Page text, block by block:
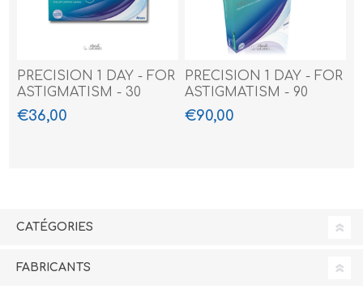
PRECISION 1 DAY - FOR
ASTIGMATISM - 30
PACK
€36,00
PRECISION 1 DAY - FOR
ASTIGMATISM - 90
PACK
€90,00
CATÉGORIES
FABRICANTS